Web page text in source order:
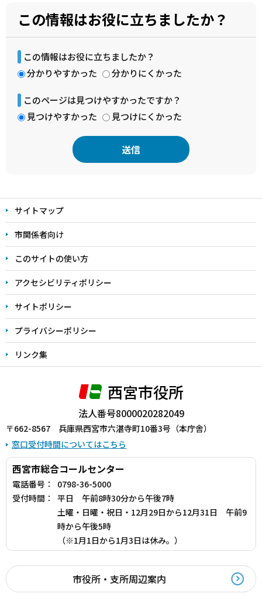
この情報はお役に立ちましたか？
この情報はお役に立ちましたか？
分かりやすかった
分かりにくかった
このページは見つけやすかったですか？
見つけやすかった
見つけにくかった
文
こ
こ
ま
で
サイトマップ
市関係者向け
このサイトの使い方
アクセシビリティポリシー
サイトポリシー
プライバシーポリシー
リンク集
西宮市役所
法人番号8000020282049
〒662-8567 兵庫県西宮市六湛寺町10番3号（本庁舎）
窓口受付時間についてはこちら
西宮市総合コールセンター
電話番号：
0798-36-5000
受付時間：
平日 午前8時30分から午後7時
土曜・日曜・祝日・12月29日から12月31日 午前9
時から午後5時
（※1月1日から1月3日は休み。）
市役所・支所周辺案内